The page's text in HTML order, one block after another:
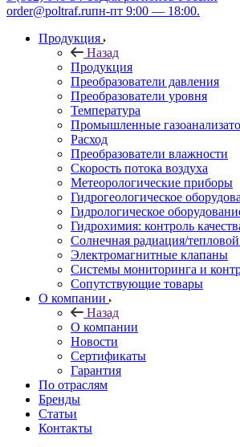
order@poltraf.ruпн-пт 9:00 — 18:00.
Продукция
Назад
Продукция
Преобразователи давления
Преобразователи уровня
Температура
Промышленные
Расход
Преобразователи влажности
Скорость потока воздуха
Метеорологические приборы
Гидрогеологическое
Гидрологическое
Гидрохимия: контроль
Солнечная радиация/
Электромагнитные клапаны
Системы мониторинга и
Сопутствующие товары
О компании
Назад
О компании
Новости
Сертификаты
Гарантия
По отраслям
Бренды
Статьи
Контакты